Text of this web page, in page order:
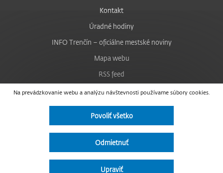
Na prevádzkovanie webu a analýzu návštevnosti používame súbory cookies.
Povoliť všetko
Odmietnuť
Upraviť
Kontakt
Úradné hodiny
INFO Trenčín – oficiálne mestské noviny
Mapa webu
RSS feed
Nastavenie cookies
Facebook
Instagram
Vyhlásenie o prístupnosti